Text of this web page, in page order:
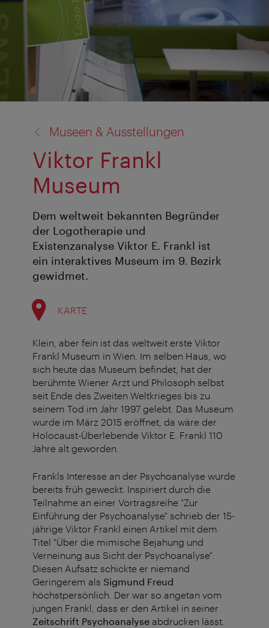
Museen & Ausstellungen
Viktor Frankl
Museum
Dem weltweit bekannten Begründer
der Logotherapie und
Existenzanalyse Viktor E. Frankl ist
ein interaktives Museum im 9. Bezirk
gewidmet.
KARTE
Klein, aber fein ist das weltweit erste Viktor
Frankl Museum in Wien. Im selben Haus, wo
sich heute das Museum befindet, hat der
berühmte Wiener Arzt und Philosoph selbst
seit Ende des Zweiten Weltkrieges bis zu
seinem Tod im Jahr 1997 gelebt. Das Museum
wurde im März 2015 eröffnet, da wäre der
Holocaust-Überlebende Viktor E. Frankl 110
Jahre alt geworden.
Frankls Interesse an der Psychoanalyse wurde
bereits früh geweckt. Inspiriert durch die
Teilnahme an einer Vortragsreihe "Zur
Einführung der Psychoanalyse" schrieb der 15-
jährige Viktor Frankl einen Artikel mit dem
Titel "Über die mimische Bejahung und
Verneinung aus Sicht der Psychoanalyse".
Diesen Aufsatz schickte er niemand
Geringerem als Sigmund Freud
höchstpersönlich. Der war so angetan vom
jungen Frankl, dass er den Artikel in seiner
Zeitschrift Psychoanalyse abdrucken lässt.